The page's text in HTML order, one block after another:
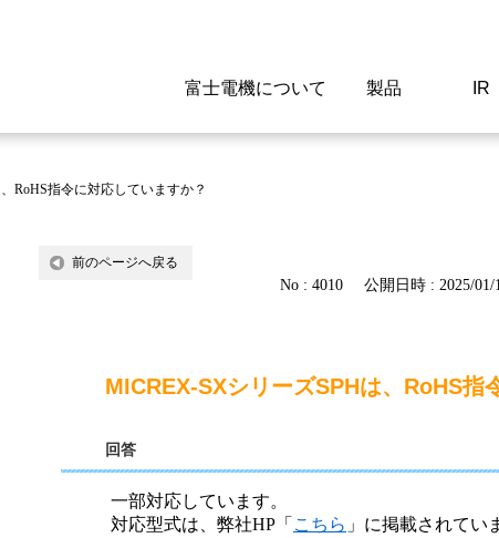
富士電機について
ご挨拶
製品
駆動制御機器
情報システム 保守
半導体 発電
IR
経営情報
マテリアリティ
新卒採用情報
よくあるご質問
RoHS指令に対応していますか？
前のページへ戻る
No : 4010 公開日時 : 2025/01/
MICREX-SXシリーズSPHは、RoHS指
回答
一部対応しています。
対応型式は、弊社HP「 こちら 」に掲載されてい